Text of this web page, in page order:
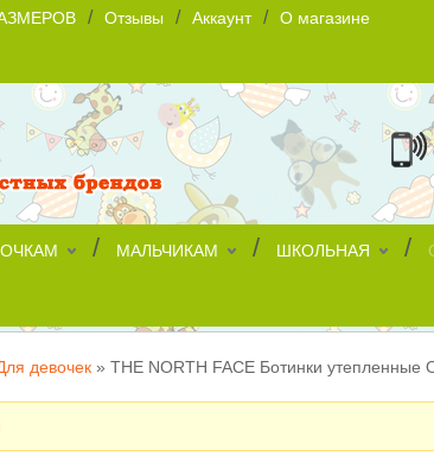
/ Отзывы / Аккаунт / О магазине
/ МАЛЬЧИКАМ / ШКОЛЬНАЯ /
девочек » THE NORTH FACE Ботинки утепленные